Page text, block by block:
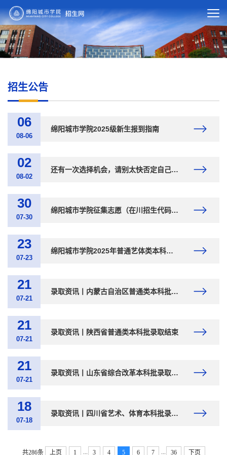
招生公告
06
08-06
绵阳城市学院2025级新生报到指南
02
08-02
还有一次选择机会，请别太快否定自己——四川第二次征集志愿启动，请认真对待这一次
30
07-30
绵阳城市学院征集志愿（在川招生代码5713）开启你的精彩大学时光
23
07-23
绵阳城市学院2025年普通艺体类本科新生辅导员及班级群信息表
21
07-21
录取资讯丨内蒙古自治区普通类本科批录取结束
21
07-21
录取资讯丨陕西省普通类本科批录取结束
21
07-21
录取资讯丨山东省综合改革本科批录取结束
18
07-18
录取资讯丨四川省艺术、体育本科批录取结束
共286条 上页 1 3 4 5 6 7 36 下页